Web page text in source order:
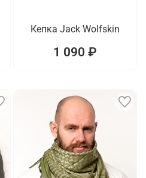
Кепка Jack Wolfskin
1 090 ₽